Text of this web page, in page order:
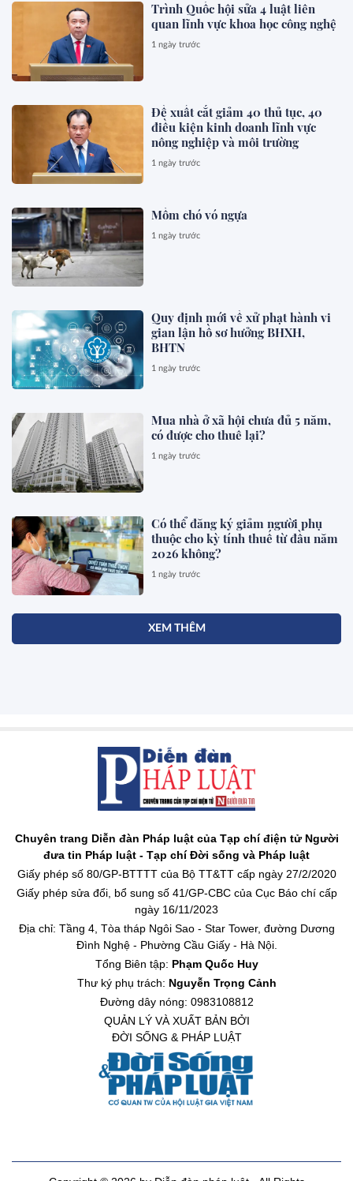
Trình Quốc hội sửa 4 luật liên
quan lĩnh vực khoa học công nghệ
1 ngày trước
Đề xuất cắt giảm 40 thủ tục, 40
điều kiện kinh doanh lĩnh vực
nông nghiệp và môi trường
1 ngày trước
Mồm chó vó ngựa
1 ngày trước
Quy định mới về xử phạt hành vi
gian lận hồ sơ hưởng BHXH,
BHTN
1 ngày trước
Mua nhà ở xã hội chưa đủ 5 năm,
có được cho thuê lại?
1 ngày trước
Có thể đăng ký giảm người phụ
thuộc cho kỳ tính thuế từ đầu năm
2026 không?
1 ngày trước
XEM THÊM
Chuyên trang Diễn đàn Pháp luật của Tạp chí điện tử Người
đưa tin Pháp luật - Tạp chí Đời sống và Pháp luật
Giấy phép số 80/GP-BTTTT của Bộ TT&TT cấp ngày 27/2/2020
Giấy phép sửa đổi, bổ sung số 41/GP-CBC của Cục Báo chí cấp
ngày 16/11/2023
Địa chỉ: Tầng 4, Tòa tháp Ngôi Sao - Star Tower, đường Dương
Đình Nghệ - Phường Cầu Giấy - Hà Nội.
Tổng Biên tập: Phạm Quốc Huy
Thư ký phụ trách: Nguyễn Trọng Cảnh
Đường dây nóng: 0983108812
QUẢN LÝ VÀ XUẤT BẢN BỞI
ĐỜI SỐNG & PHÁP LUẬT